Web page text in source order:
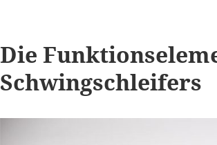
Die
Schwingschleifers